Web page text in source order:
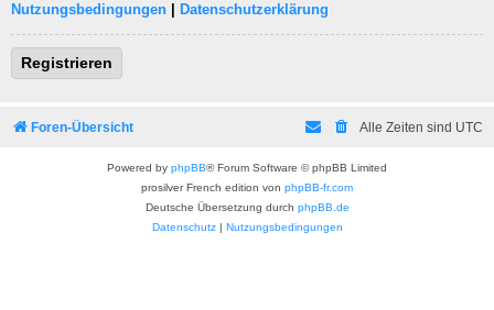
Nutzungsbedingungen Datenschutzerklärung
Registrieren
Foren-Übersicht Alle Zeiten sind UTC
Powered by phpBB® Forum Software © phpBB Limited
prosilver French edition von phpBB-fr.com
Deutsche Übersetzung durch phpBB.de
Datenschutz| Nutzungsbedingungen